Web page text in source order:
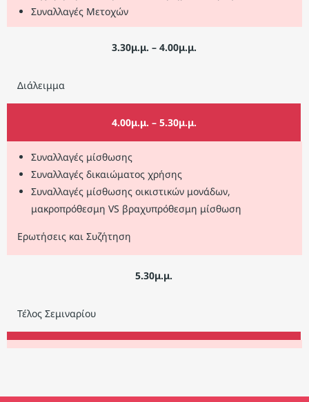
Συναλλαγές Μετοχών
3.30μ.μ. – 4.00μ.μ.
Διάλειμμα
4.00μ.μ. – 5.30μ.μ.
Συναλλαγές μίσθωσης
Συναλλαγές δικαιώματος χρήσης
Συναλλαγές μίσθωσης οικιστικών μονάδων,
μακροπρόθεσμη VS βραχυπρόθεσμη μίσθωση
Ερωτήσεις και Συζήτηση
5.30μ.μ.
Τέλος Σεμιναρίου